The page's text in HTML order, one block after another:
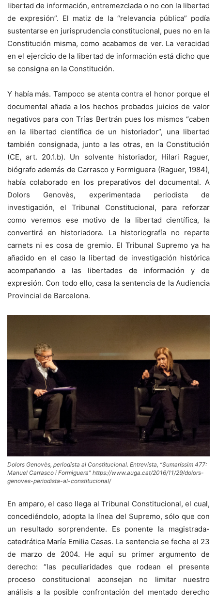
libertad de información, entremezclada o no con la libertad
de expresión”. El matiz de la “relevancia pública” podía
sustentarse en jurisprudencia constitucional, pues no en la
Constitución misma, como acabamos de ver. La veracidad
en el ejercicio de la libertad de información está dicho que
se consigna en la Constitución.
Y había más. Tampoco se atenta contra el honor porque el
documental añada a los hechos probados juicios de valor
negativos para con Trías Bertrán pues los mismos “caben
en la libertad científica de un historiador”, una libertad
también consignada, junto a las otras, en la Constitución
(CE, art. 20.1.b). Un solvente historiador, Hilari Raguer,
biógrafo además de Carrasco y Formiguera (Raguer, 1984),
había colaborado en los preparativos del documental. A
Dolors Genovès, experimentada periodista de
investigación, el Tribunal Constitucional, para reforzar
como veremos ese motivo de la libertad científica, la
convertirá en historiadora. La historiografía no reparte
carnets ni es cosa de gremio. El Tribunal Supremo ya ha
añadido en el caso la libertad de investigación histórica
acompañando a las libertades de información y de
expresión. Con todo ello, casa la sentencia de la Audiencia
Provincial de Barcelona.
Dolors Genovès, periodista al Constitucional. Entrevista, “Sumaríssim 477:
Manuel Carrasco i Formiguera” https://www.auga.cat/2016/11/29/dolors-
genoves-periodista-al-constitucional/
En amparo, el caso llega al Tribunal Constitucional, el cual,
concediéndolo, adopta la línea del Supremo, sólo que con
un resultado sorprendente. Es ponente la magistrada-
catedrática María Emilia Casas. La sentencia se fecha el 23
de marzo de 2004. He aquí su primer argumento de
derecho: “las peculiaridades que rodean el presente
proceso constitucional aconsejan no limitar nuestro
análisis a la posible confrontación del mentado derecho